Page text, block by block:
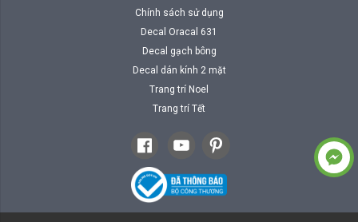
Chính sách sử dụng
Decal Oracal 631
Decal gạch bông
Decal dán kính 2 mặt
Trang trí Noel
Trang trí Tết